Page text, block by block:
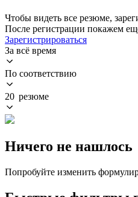
Чтобы видеть все резюме,
После регистрации покажем
Зарегистрироваться
За всё время
По соответствию
20 резюме
Ничего не нашлось
Попробуйте изменить